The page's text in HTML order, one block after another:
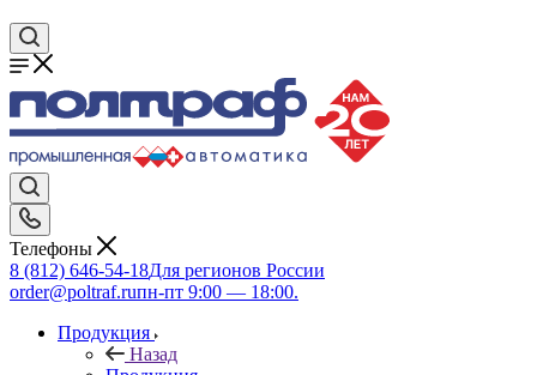
Телефоны
8 (812) 646-54-18Для регионов России
order@poltraf.ruпн-пт 9:00 — 18:00.
Продукция
Назад